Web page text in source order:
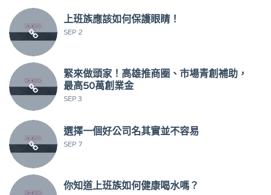
上班族應該如何保護眼睛！
SEP 2
緊來做頭家！高雄推商圈、市場青創補助，
最高50萬創業金
SEP 3
選擇一個好公司名其實並不容易
SEP 7
你知道上班族如何健康喝水嗎？